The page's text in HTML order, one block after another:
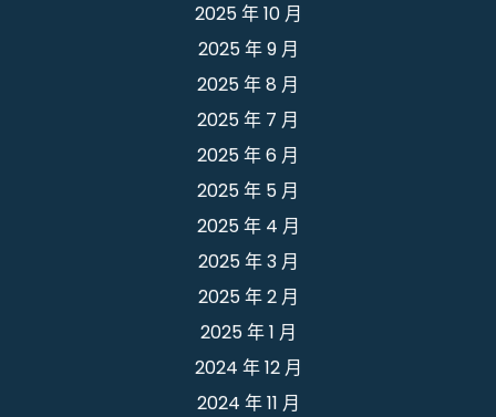
2025 年 10 月
2025 年 9 月
2025 年 8 月
2025 年 7 月
2025 年 6 月
2025 年 5 月
2025 年 4 月
2025 年 3 月
2025 年 2 月
2025 年 1 月
2024 年 12 月
2024 年 11 月